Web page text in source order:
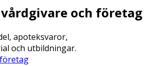
och företag
apoteksvaror,
och utbildningar.